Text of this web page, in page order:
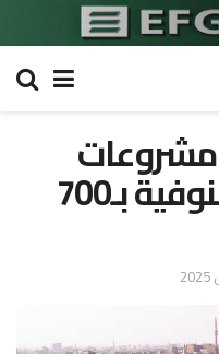
مشروعات
صرف صحي في المنوفية بـ700